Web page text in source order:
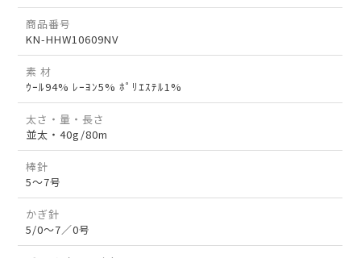
商品番号
KN-HHW10609NV
素 材
ｳｰﾙ94% ﾚｰﾖﾝ5% ﾎﾟﾘｴｽﾃﾙ1%
太さ・量・長さ
並太・40g/80m
棒針
5～7号
かぎ針
5/0～7／0号